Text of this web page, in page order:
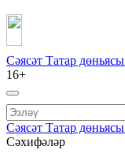
Сәясәт Татар дөньясы
16+
Сәясәт Татар дөньясы
Сәхифәләр